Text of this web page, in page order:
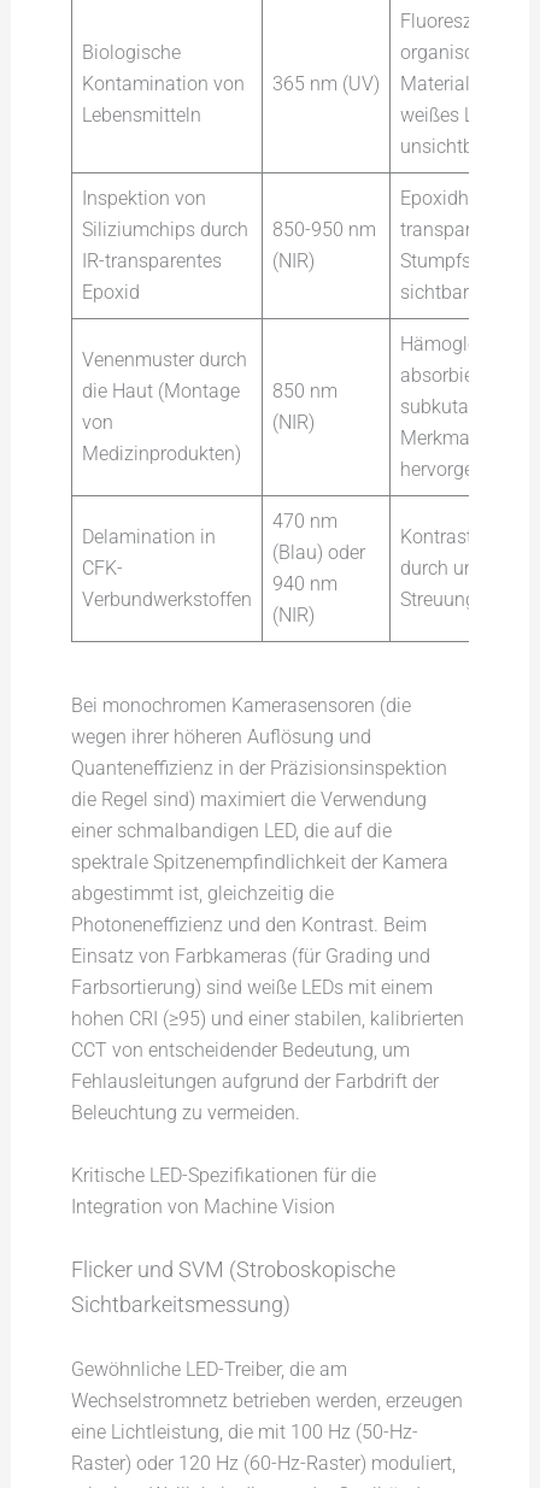
Biologische
Kontamination von
Lebensmitteln
365 nm (UV)
Fluoreszenz
organisches
Material, das für
weißes Licht
unsichtbar ist
Inspektion von
Siliziumchips durch
IR-transparentes
Epoxid
850-950 nm
(NIR)
Epoxidharz
transparent im
Stumpfstruktur
sichtbar
Venenmuster durch
die Haut (Montage
von
Medizinprodukten)
850 nm
(NIR)
Hämoglobin
absorbiert NIR;
subkutane
Merkmale
hervorgehoben
Delamination in
CFK-
Verbundwerkstoffen
470 nm
(Blau) oder
940 nm
(NIR)
durch
Streuung
Bei monochromen Kamerasensoren (die
wegen ihrer höheren Auflösung und
Quanteneffizienz in der Präzisionsinspektion
die Regel sind) maximiert die Verwendung
einer schmalbandigen LED, die auf die
spektrale Spitzenempfindlichkeit der Kamera
abgestimmt ist, gleichzeitig die
Photoneneffizienz und den Kontrast. Beim
Einsatz von Farbkameras (für Grading und
Farbsortierung) sind weiße LEDs mit einem
hohen CRI (≥95) und einer stabilen, kalibrierten
CCT von entscheidender Bedeutung, um
Fehlausleitungen aufgrund der Farbdrift der
Beleuchtung zu vermeiden.
Kritische LED-Spezifikationen für die
Integration von Machine Vision
Flicker und SVM (Stroboskopische
Sichtbarkeitsmessung)
Gewöhnliche LED-Treiber, die am
Wechselstromnetz betrieben werden, erzeugen
eine Lichtleistung, die mit 100 Hz (50-Hz-
Raster) oder 120 Hz (60-Hz-Raster) moduliert,